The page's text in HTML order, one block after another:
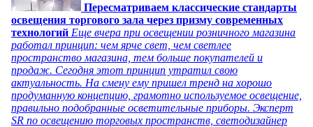
Пересматриваем классические стандарты
освещения торгового зала через призму современных
технологий Еще вчера при освещении розничного магазина
работал принцип: чем ярче свет, чем светлее
пространство магазина, тем больше покупателей и
продаж. Сегодня этот принцип утратил свою
актуальность. На смену ему пришел тренд на хорошо
продуманную концепцию, грамотно используемое освещение,
правильно подобранные осветительные приборы. Эксперт
SR по освещению торговых пространств, светодизайнер